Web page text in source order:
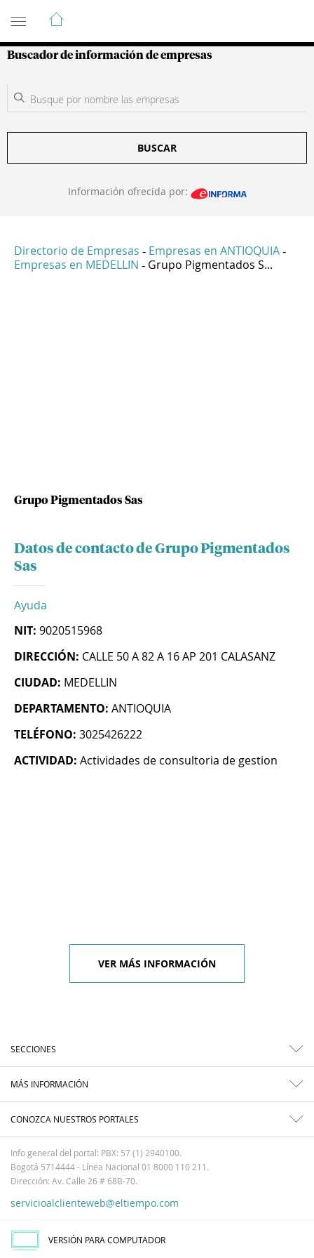
Guía de Empresas Colombianas
Buscador de información de empresas
BUSCAR
Información ofrecida por:
Directorio de Empresas - Empresas en ANTIOQUIA -
Empresas en MEDELLIN - Grupo Pigmentados S...
Grupo Pigmentados Sas
Datos de contacto de Grupo Pigmentados
Sas
Ayuda
NIT: 9020515968
DIRECCIÓN: CALLE 50 A 82 A 16 AP 201 CALASANZ
CIUDAD: MEDELLIN
DEPARTAMENTO: ANTIOQUIA
TELÉFONO: 3025426222
ACTIVIDAD: Actividades de consultoria de gestion
VER MÁS INFORMACIÓN
SECCIONES
MÁS INFORMACIÓN
CONOZCA NUESTROS PORTALES
Info general del portal: PBX: 57 (1) 2940100.
Bogotá 5714444 - Línea Nacional 01 8000 110 211.
Dirección: Av. Calle 26 # 68B-70.
servicioalclienteweb@eltiempo.com
VERSIÓN PARA COMPUTADOR